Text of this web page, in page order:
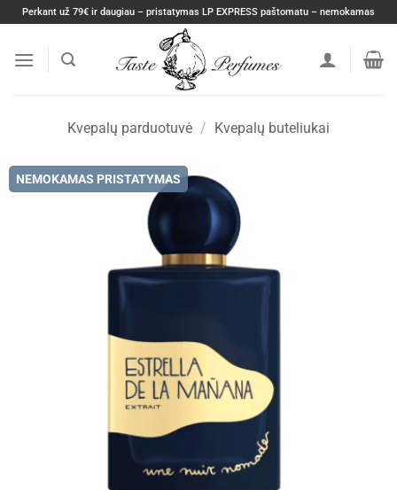
Skip
content
Perkant už 79€ ir daugiau – pristatymas LP EXPRESS paštomatu – nemokamas
Kvepalų parduotuvė / Kvepalų buteliukai
NEMOKAMAS PRISTATYMAS